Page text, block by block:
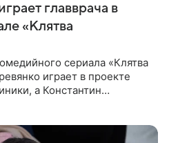
главврача в
«Клятва
сериала «Клятва
играет в проекте
а Константин